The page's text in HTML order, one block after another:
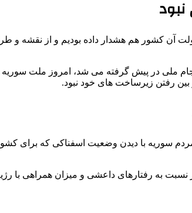
دولت آن کشور هم هشدار داده بودیم و از نقشه و
ملی در پیش گرفته می شد، امروز ملت سوریه
رفتن زیرساخت های خود نبود.
مردم سوریه با دیدن وضعیت اسفناکی که برای
به رفتارهای داعشی و میزان همراهی با